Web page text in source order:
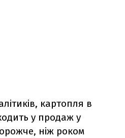
картопля в
у продаж у
ніж роком